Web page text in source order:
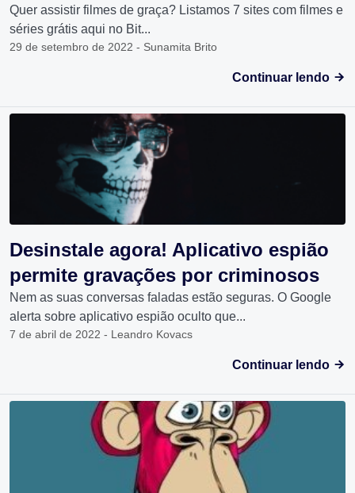
Quer assistir filmes de graça? Listamos 7 sites com filmes e
séries grátis aqui no Bit...
29 de setembro de 2022 - Sunamita Brito
Continuar lendo
Desinstale agora! Aplicativo espião
permite gravações por criminosos
Nem as suas conversas faladas estão seguras. O Google
alerta sobre aplicativo espião oculto que...
7 de abril de 2022 - Leandro Kovacs
Continuar lendo